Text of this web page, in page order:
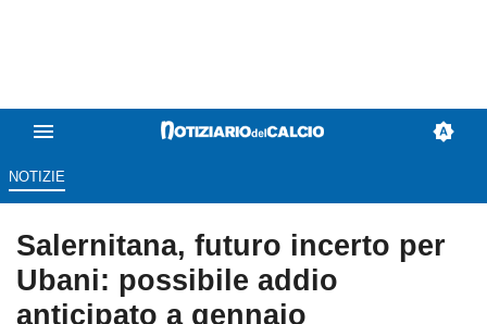
NOTIZIE
Salernitana, futuro incerto per
Ubani: possibile addio
anticipato a gennaio